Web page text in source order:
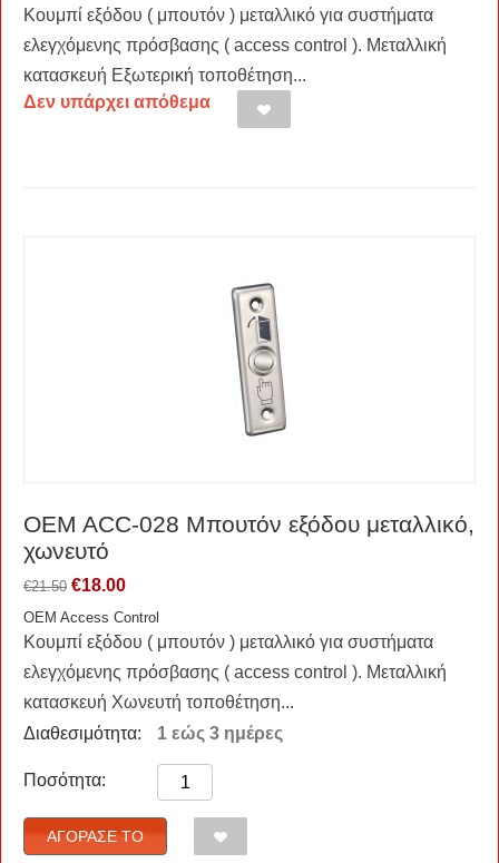
Κουμπί εξόδου ( μπουτόν ) μεταλλικό για συστήματα
ελεγχόμενης πρόσβασης ( access control ). Μεταλλική
κατασκευή Εξωτερική τοποθέτηση...
Δεν υπάρχει απόθεμα
OEM ACC-028 Μπουτόν εξόδου μεταλλικό,
χωνευτό
€21.50 €18.00
OEM Access Control
Κουμπί εξόδου ( μπουτόν ) μεταλλικό για συστήματα
ελεγχόμενης πρόσβασης ( access control ). Μεταλλική
κατασκευή Χωνευτή τοποθέτηση...
Διαθεσιμότητα:
1 εώς 3 ημέρες
Ποσότητα:
ΑΓΌΡΑΣΈ ΤΟ